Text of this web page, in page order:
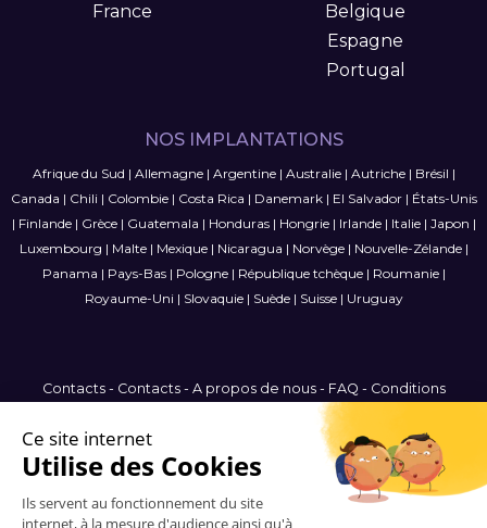
France
Belgique
Espagne
Portugal
NOS IMPLANTATIONS
Afrique du Sud | Allemagne| Argentine| Australie| Autriche| Brésil |
Canada | Chili | Colombie| Costa Rica | Danemark| El Salvador| États-Unis
| Finlande| Grèce| Guatemala | Honduras| Hongrie| Irlande| Italie| Japon |
Luxembourg | Malte| Mexique| Nicaragua | Norvège| Nouvelle-Zélande|
Panama | Pays-Bas| Pologne| République tchèque| Roumanie|
Royaume-Uni | Slovaquie| Suède| Suisse| Uruguay
Contacts- Contacts- A propos de nous- FAQ - Conditions
Politique de confidentialité